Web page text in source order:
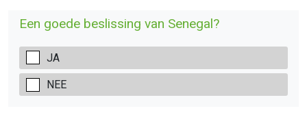
Een goede beslissing van Senegal?
JA
NEE